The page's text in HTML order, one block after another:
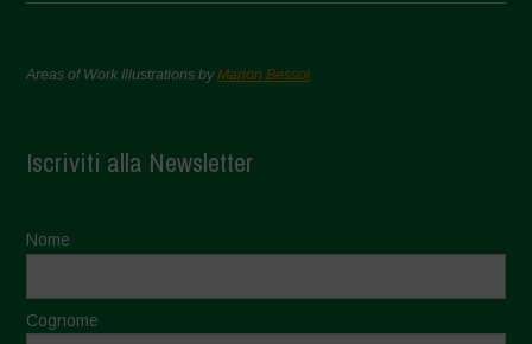
Areas of Work Illustrations byMarion Bessol
Iscriviti alla Newsletter
Nome
Cognome